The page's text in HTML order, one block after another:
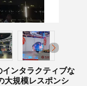
インタラクティブな
大規模レスポンシ